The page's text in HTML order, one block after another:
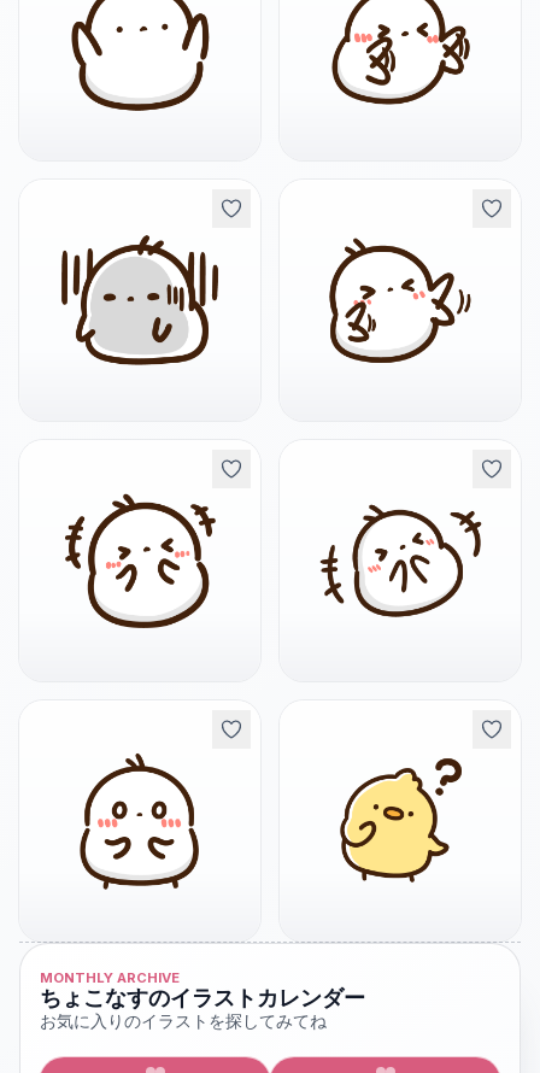
MONTHLY ARCHIVE
ちょこなすのイラストカレンダー
お気に入りのイラストを探してみてね